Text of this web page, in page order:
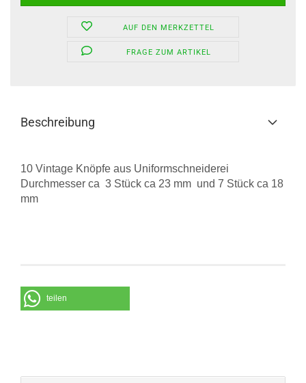
AUF DEN MERKZETTEL
FRAGE ZUM ARTIKEL
Beschreibung
10 Vintage Knöpfe aus Uniformschneiderei
Durchmesser ca 3 Stück ca 23 mm und 7 Stück ca 18
mm
teilen